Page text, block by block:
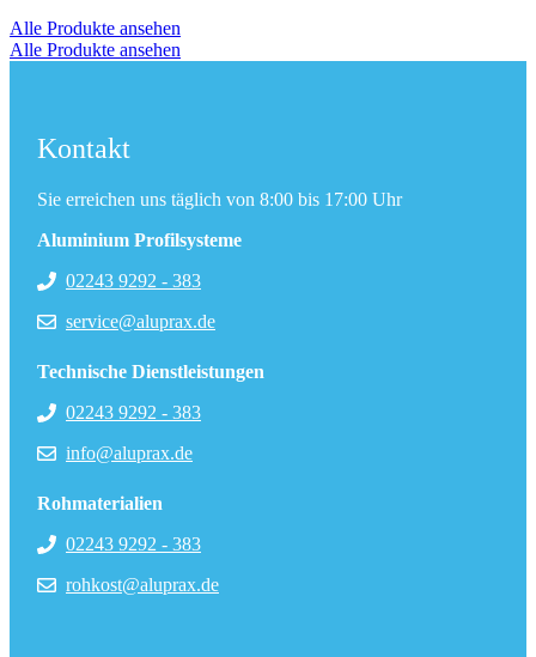
Alle Produkte ansehen
Alle Produkte ansehen
Kontakt
Sie erreichen uns täglich von 8:00 bis 17:00 Uhr
Aluminium Profilsysteme
02243 9292 - 383
service@aluprax.de
Technische Dienstleistungen
02243 9292 - 383
info@aluprax.de
Rohmaterialien
02243 9292 - 383
rohkost@aluprax.de